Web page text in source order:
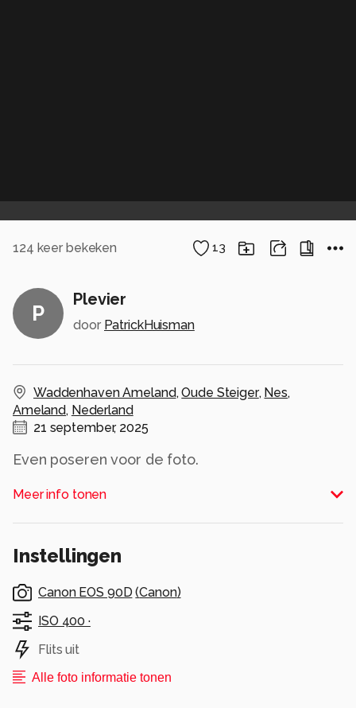
124 keer bekeken 13
P
Plevier
door PatrickHuisman
Waddenhaven Ameland,Oude Steiger, Nes,
Ameland, Nederland
21 september, 2025
Even poseren voor de foto.
Alle rechten voorbehouden
Meer info tonen
Instellingen
Canon EOS 90D (Canon)
ISO 400 ·
Flits uit
Alle foto informatie tonen